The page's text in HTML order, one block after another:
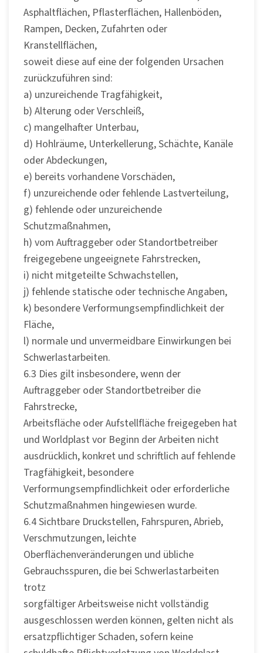
Asphaltflächen, Pflasterflächen, Hallenböden,
Rampen, Decken, Zufahrten oder
Kranstellflächen,
soweit diese auf eine der folgenden Ursachen
zurückzuführen sind:
a) unzureichende Tragfähigkeit,
b) Alterung oder Verschleiß,
c) mangelhafter Unterbau,
d) Hohlräume, Unterkellerung, Schächte, Kanäle
oder Abdeckungen,
e) bereits vorhandene Vorschäden,
f) unzureichende oder fehlende Lastverteilung,
g) fehlende oder unzureichende
Schutzmaßnahmen,
h) vom Auftraggeber oder Standortbetreiber
freigegebene ungeeignete Fahrstrecken,
i) nicht mitgeteilte Schwachstellen,
j) fehlende statische oder technische Angaben,
k) besondere Verformungsempfindlichkeit der
Fläche,
l) normale und unvermeidbare Einwirkungen bei
Schwerlastarbeiten.
6.3 Dies gilt insbesondere, wenn der
Auftraggeber oder Standortbetreiber die
Fahrstrecke,
Arbeitsfläche oder Aufstellfläche freigegeben hat
und Worldplast vor Beginn der Arbeiten nicht
ausdrücklich, konkret und schriftlich auf fehlende
Tragfähigkeit, besondere
Verformungsempfindlichkeit oder erforderliche
Schutzmaßnahmen hingewiesen wurde.
6.4 Sichtbare Druckstellen, Fahrspuren, Abrieb,
Verschmutzungen, leichte
Oberflächenveränderungen und übliche
Gebrauchsspuren, die bei Schwerlastarbeiten
trotz
sorgfältiger Arbeitsweise nicht vollständig
ausgeschlossen werden können, gelten nicht als
ersatzpflichtiger Schaden, sofern keine